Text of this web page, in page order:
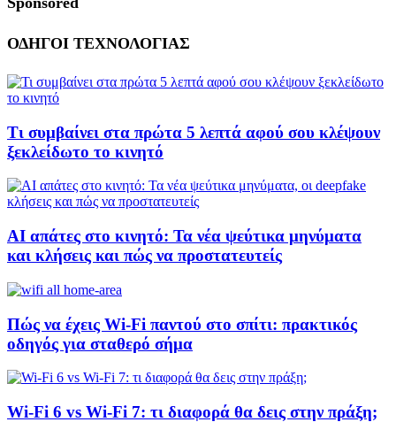
ΟΔΗΓΟΙ ΤΕΧΝΟΛΟΓΙΑΣ
Τι συμβαίνει στα πρώτα 5 λεπτά αφού σου κλέψουν
ξεκλείδωτο το κινητό
AI απάτες στο κινητό: Τα νέα ψεύτικα μηνύματα
και κλήσεις και πώς να προστατευτείς
Πώς να έχεις Wi-Fi παντού στο σπίτι: πρακτικός
οδηγός για σταθερό σήμα
Wi-Fi 6 vs Wi-Fi 7: τι διαφορά θα δεις στην πράξη;